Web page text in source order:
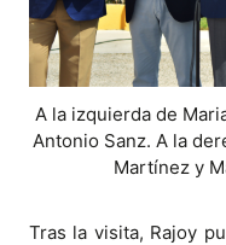
A la izquierda de
Antonio Sanz. A la
Martínez y
Tras la visita, Rajoy